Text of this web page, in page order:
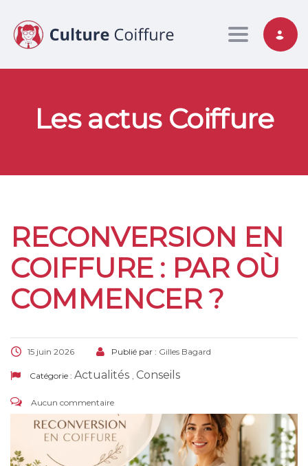
Toggle
Les actus Coiffure
RECONVERSION EN
COIFFURE : PAR OÙ
COMMENCER ?
15 juin 2026 Publié par : Gilles Bagard
Catégorie : Actualités , Conseils
Aucun commentaire